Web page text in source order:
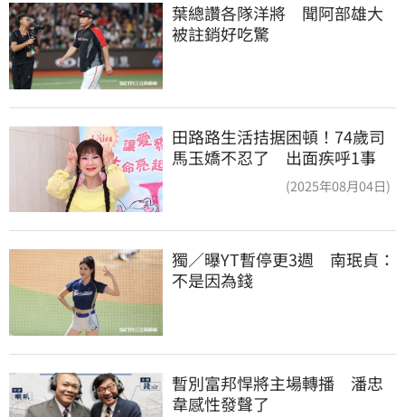
葉總讚各隊洋將　聞阿部雄大
被註銷好吃驚
田路路生活拮据困頓！74歲司
馬玉嬌不忍了 出面疾呼1事
(2025年08月04日)
獨／曝YT暫停更3週　南珉貞：
不是因為錢
暫別富邦悍將主場轉播　潘忠
韋感性發聲了